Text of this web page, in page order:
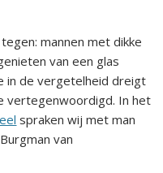
mannen met dikke
van een glas
in de vergetelheid dreigt
vertegenwoordigd. In het
spraken wij met man
van